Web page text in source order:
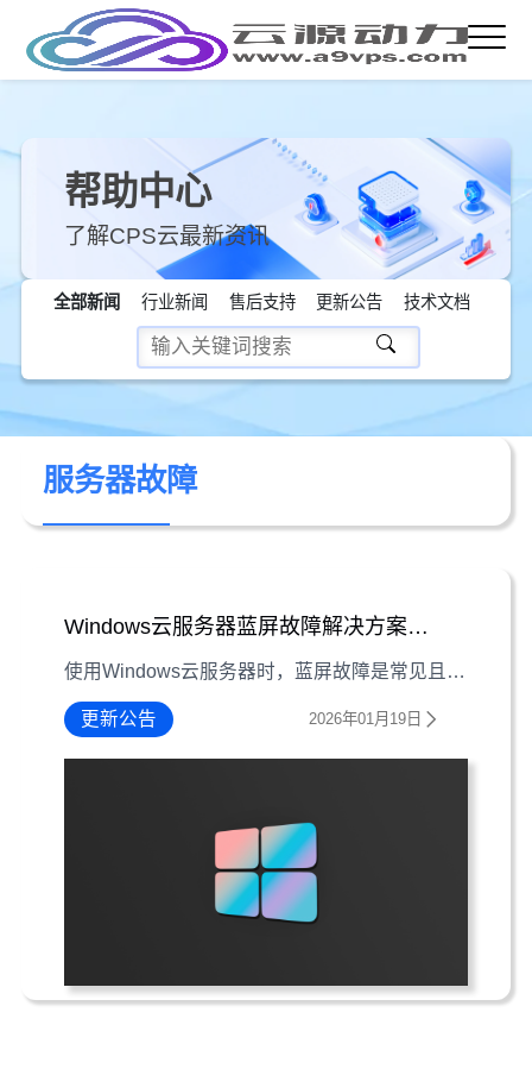
帮助中心
了解CPS云最新资讯
全部新闻 行业新闻 售后支持 更新公告 技术文档
服务器故障
Windows云服务器蓝屏故障解决方案全集
使用Windows云服务器时，蓝屏故障是常见且棘手的问题。本文围绕现象-诊断-解决主线，拆解硬件驱动、内存、软件冲突、系统文件损坏四大类蓝屏场景的具体应对方法。
更新公告 2026年01月19日